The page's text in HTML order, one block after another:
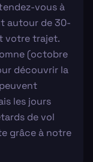
vous à
autour de 30-
votre trajet.
(octobre
découvrir la
les jours
de vol
grâce à notre